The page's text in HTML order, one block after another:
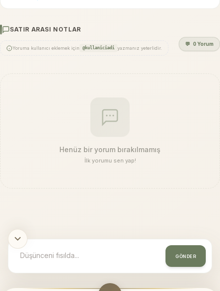
SATIR ARASI NOTLAR
Yoruma kullanıcı eklemek için @kullaniciadi yazmanız yeterlidir.
💬 0 Yorum
Henüz bir yorum bırakılmamış
İlk yorumu sen yap!
GÖNDER